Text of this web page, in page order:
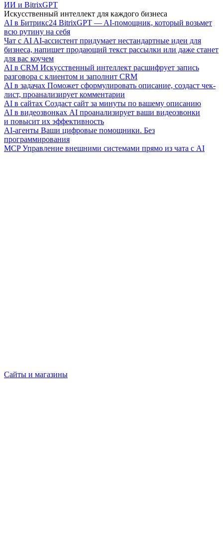
ИИ и BitrixGPT
Искусственный интеллект для каждого бизнеса
AI в Битрикс24 BitrixGPT — AI-помощник, который возьмет
всю рутину на себя
Чат с AI AI-ассистент придумает нестандартные идеи для
бизнеса, напишет продающий текст рассылки или даже станет
для вас коучем
AI в CRM Искусственный интеллект расшифрует запись
разговора с клиентом и заполнит CRM
AI в задачах Поможет сформулировать описание, создаст чек-
лист, проанализирует комментарии
AI в сайтах Создаст сайт за минуты по вашему описанию
AI в видеозвонках AI проанализирует ваши видеозвонки
и повысит их эффективность
AI-агенты Ваши цифровые помощники. Без
программирования
MCP Управление внешними системами прямо из чата с AI
Сайты и магазины